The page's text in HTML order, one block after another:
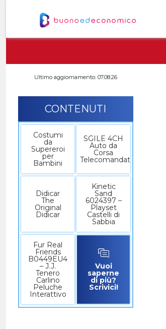
Ultimo aggiornamento: 07.08.26
CONTENUTI
Costumi
da
Supereroi
per
Bambini
SGILE 4CH
Auto da
Corsa
Telecomandata
Didicar
The
Original
Didicar
Kinetic
Sand
6024397 –
Playset
Castelli di
Sabbia
Fur Real
Friends
B0449EU4
– J.J.
Tenero
Carlino
Peluche
Interattivo
Vuoi
saperne
di più?
Scrivici!